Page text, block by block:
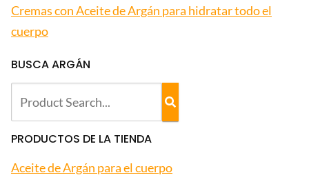
Cremas con Aceite de Argán para hidratar todo el
cuerpo
BUSCA ARGÁN
PRODUCTOS DE LA TIENDA
Aceite de Argán para el cuerpo